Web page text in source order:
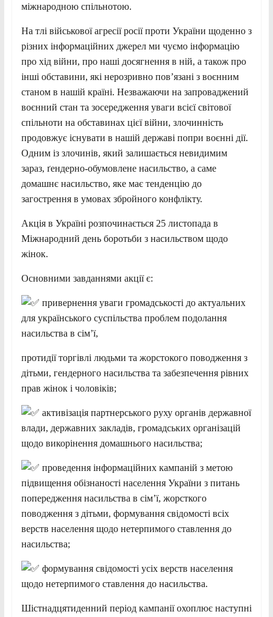
міжнародною спільнотою.
На тлі військової агресії росії проти України щоденно з
різних інформаційних джерел ми чуємо інформацію
про хід війни, про наші досягнення в ній, а також про
інші обставини, які нерозривно пов’язані з воєнним
станом в нашій країні. Незважаючи на запроваджений
воєнний стан та зосередження уваги всієї світової
спільноти на обставинах цієї війни, злочинність
продовжує існувати в нашій державі попри воєнні дії.
Одним із злочинів, який залишається невидимим
зараз, ґендерно-обумовлене насильство, а саме
домашнє насильство, яке має тенденцію до
загострення в умовах збройного конфлікту.
Акція в Україні розпочинається 25 листопада в
Міжнародний день боротьби з насильством щодо
жінок.
Основними завданнями акції є:
привернення уваги громадськості до актуальних
для українського суспільства проблем подолання
насильства в сім’ї,
протидії торгівлі людьми та жорстокого поводження з
дітьми, гендерного насильства та забезпечення рівних
прав жінок і чоловіків;
активізація партнерського руху органів державної
влади, державних закладів, громадських організацій
щодо викорінення домашнього насильства;
проведення інформаційних кампаній з метою
підвищення обізнаності населення України з питань
попередження насильства в сім’ї, жорсткого
поводження з дітьми, формування свідомості всіх
верств населення щодо нетерпимого ставлення до
насильства;
формування свідомості усіх верств населення
щодо нетерпимого ставлення до насильства.
Шістнадцятиденний період кампанії охоплює наступні